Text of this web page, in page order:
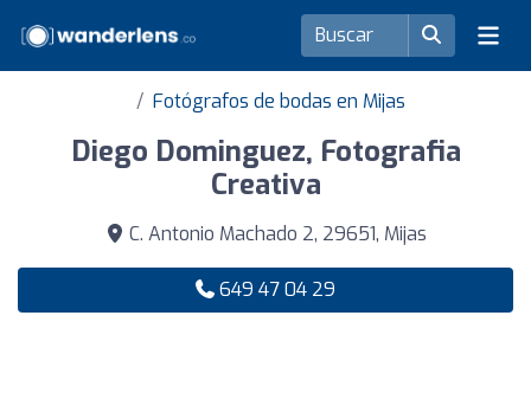
Fotógrafos de bodas en Mijas
Diego Dominguez, Fotografia
Creativa
C. Antonio Machado 2, 29651, Mijas
649 47 04 29